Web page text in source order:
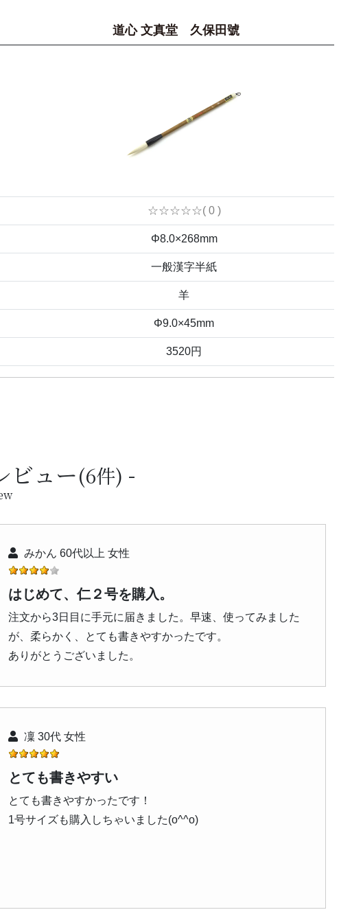
道心 文真堂 久保田號
☆☆☆☆☆( 0 )
Φ8.0×268mm
一般漢字半紙
羊
Φ9.0×45mm
3520円
ビュー(6件)
みかん 60代以上 女性
はじめて、仁２号を購入。
注文から3日目に手元に届きました。早速、使ってみました
が、柔らかく、とても書きやすかったです。
ありがとうございました。
凜 30代 女性
とても書きやすい
とても書きやすかったです！
1号サイズも購入しちゃいました(o^^o)